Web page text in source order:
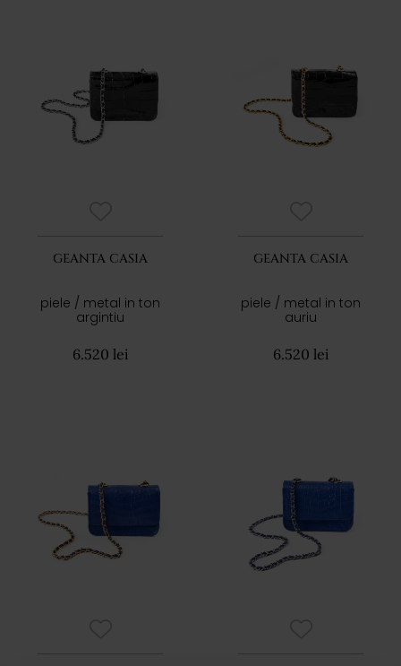
GEANTA CASIA
piele / metal in ton
argintiu
6.520 lei
GEANTA CASIA
piele / metal in ton
auriu
6.520 lei